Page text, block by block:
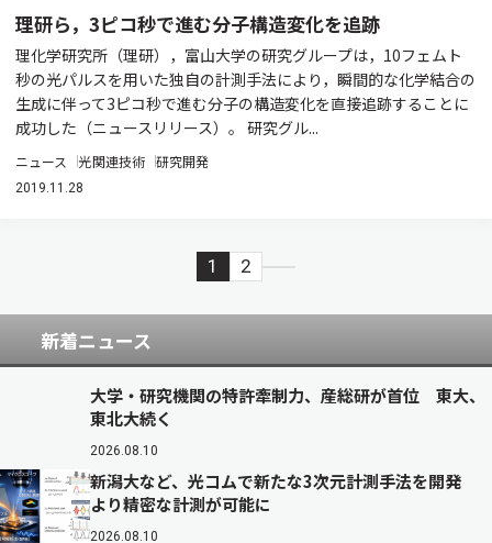
理研ら，3ピコ秒で進む分子構造変化を追跡
理化学研究所（理研），富山大学の研究グループは，10フェムト
秒の光パルスを用いた独自の計測手法により，瞬間的な化学結合の
生成に伴って3ピコ秒で進む分子の構造変化を直接追跡することに
成功した（ニュースリリース）。 研究グル...
ニュース 光関連技術 研究開発
2019.11.28
1 2
新着ニュース
大学・研究機関の特許牽制力、産総研が首位 東大、
東北大続く
2026.08.10
新潟大など、光コムで新たな3次元計測手法を開発
より精密な計測が可能に
2026.08.10